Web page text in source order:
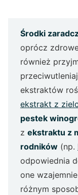
Środki
oprócz
również
ekstraktów
ekstrakt z
pestek
z ekstraktu z
rodników (np.
odpowiednia
one
różnym